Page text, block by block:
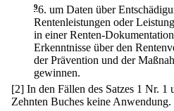
96. um Daten über
Rentenleistungen oder
in einer Renten-
Erkenntnisse über den
der Prävention und der
gewinnen.
[2] In den Fällen des Satzes 1 Nr. 1
Zehnten Buches keine Anwendung.